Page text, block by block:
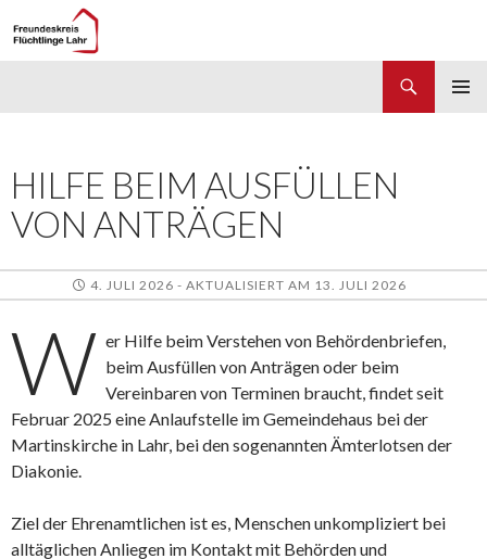
HILFE BEIM AUSFÜLLEN
VON ANTRÄGEN
4. JULI 2026 - AKTUALISIERT AM 13. JULI 2026
W er Hilfe beim Verstehen von Behördenbriefen,
beim Ausfüllen von Anträgen oder beim
Vereinbaren von Terminen braucht, findet seit
Februar 2025 eine Anlaufstelle im Gemeindehaus bei der
Martinskirche in Lahr, bei den sogenannten Ämterlotsen der
Diakonie.
Ziel der Ehrenamtlichen ist es, Menschen unkompliziert bei
alltäglichen Anliegen im Kontakt mit Behörden und